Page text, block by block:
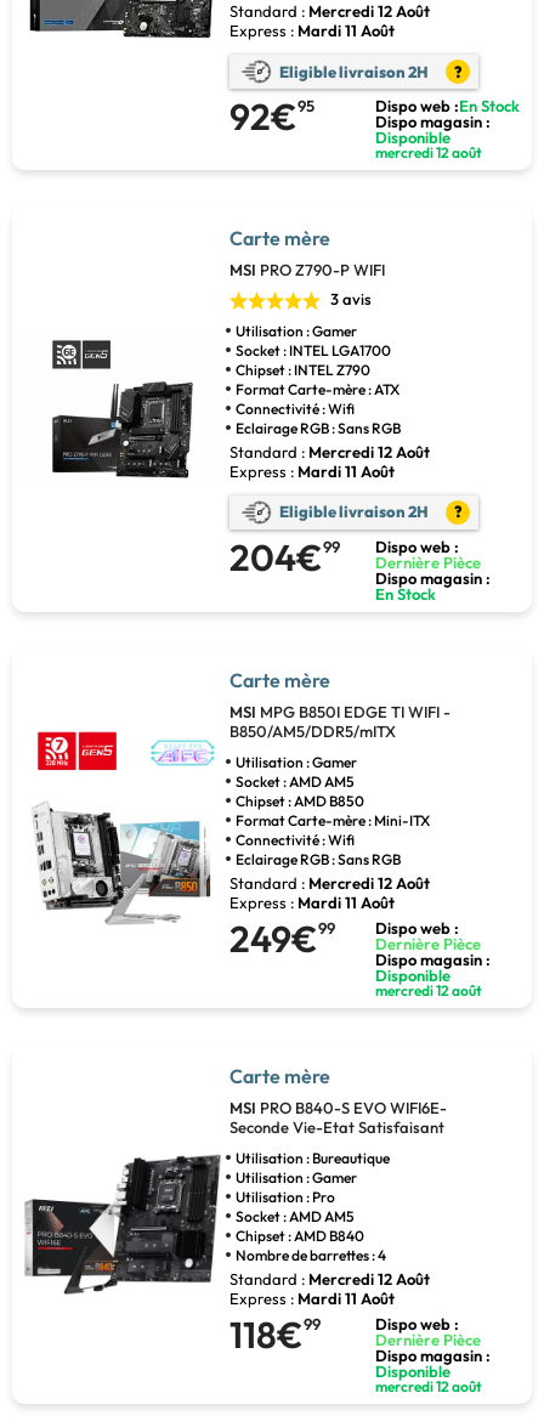
Standard : Mercredi 12 Août
Express : Mardi 11 Août
Eligible livraison 2H ?
92€95 Dispo web :En Stock
Dispo magasin :
Disponible
mercredi 12 août
Carte mère
MSI PRO Z790-P WIFI
3 avis
Utilisation : Gamer
Socket : INTEL LGA1700
Chipset : INTEL Z790
Format Carte-mère : ATX
Connectivité : Wifi
Eclairage RGB : Sans RGB
Standard : Mercredi 12 Août
Express : Mardi 11 Août
Eligible livraison 2H ?
204€99
Dispo web :
Dernière Pièce
Dispo magasin :
En Stock
Carte mère
MSI MPG B850I EDGE TI WIFI -
B850/AM5/DDR5/mITX
Utilisation : Gamer
Socket : AMD AM5
Chipset : AMD B850
Format Carte-mère : Mini-ITX
Connectivité : Wifi
Eclairage RGB : Sans RGB
Standard : Mercredi 12 Août
Express : Mardi 11 Août
249€99
Dispo web :
Dernière Pièce
Dispo magasin :
Disponible
mercredi 12 août
Carte mère
MSI PRO B840-S EVO WIFI6E-
Seconde Vie-Etat Satisfaisant
Utilisation : Bureautique
Utilisation : Gamer
Utilisation : Pro
Socket : AMD AM5
Chipset : AMD B840
Nombre de barrettes : 4
Standard : Mercredi 12 Août
Express : Mardi 11 Août
118€99
Dispo web :
Dernière Pièce
Dispo magasin :
Disponible
mercredi 12 août